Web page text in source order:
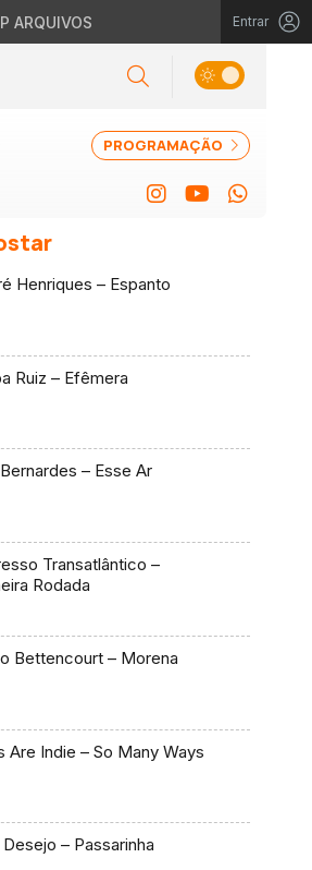
ARQUIVOS Entrar
PROGRAMAÇÃO
Henriques – Espanto
Ruiz – Efêmera
– Esse Ar
Transatlântico –
Rodada
Bettencourt – Morena
Are Indie – So Many Ways
Desejo – Passarinha